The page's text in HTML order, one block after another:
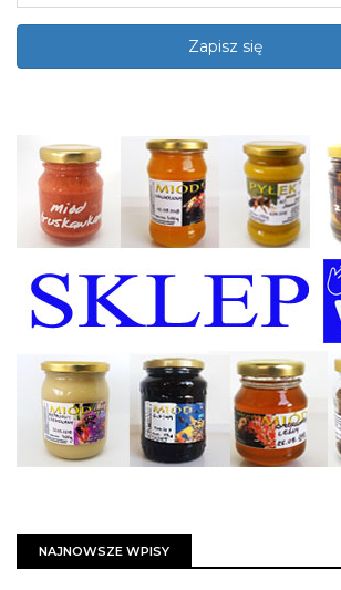
NAJNOWSZE WPISY